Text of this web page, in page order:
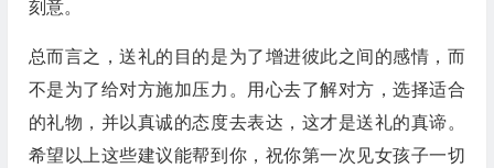
刻意。
总而言之，送礼的目的是为了增进彼此之间的感情，而
不是为了给对方施加压力。用心去了解对方，选择适合
的礼物，并以真诚的态度去表达，这才是送礼的真谛。
希望以上这些建议能帮到你，祝你第一次见女孩子一切